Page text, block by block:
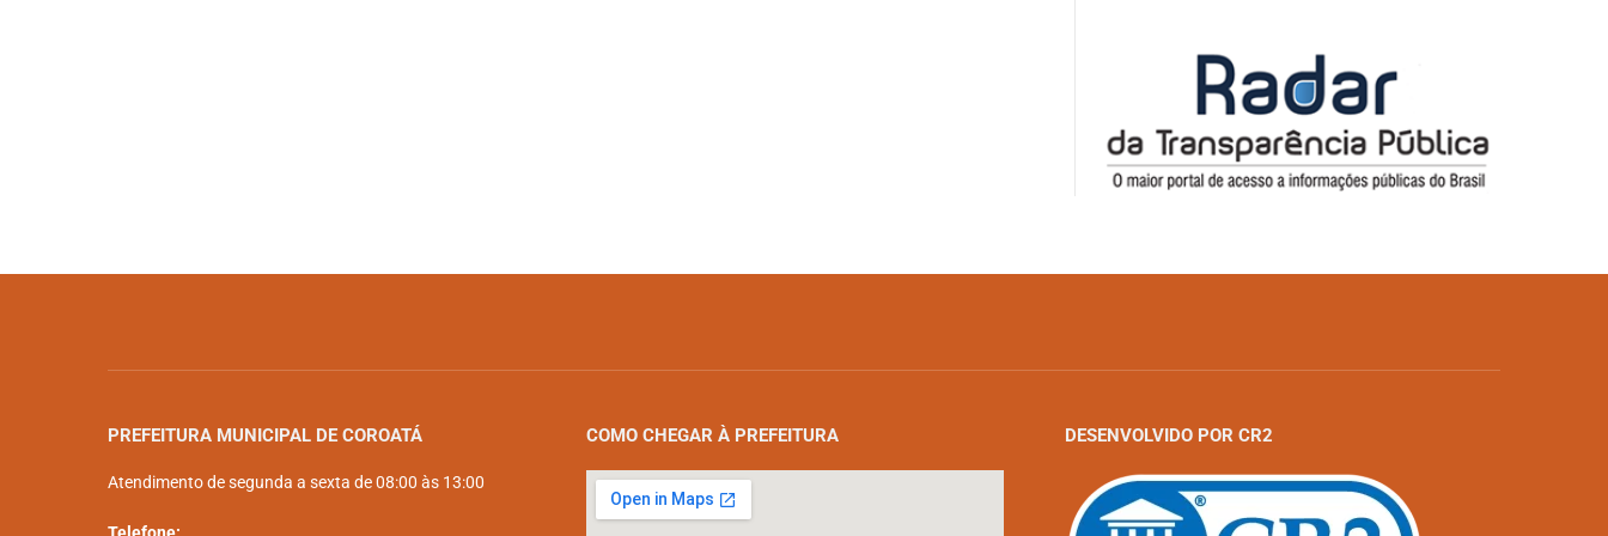
PREFEITURA MUNICIPAL DE COROATÁ
Atendimento de segunda a sexta de 08:00 às 13:00
COMO CHEGAR À PREFEITURA DESENVOLVIDO POR CR2